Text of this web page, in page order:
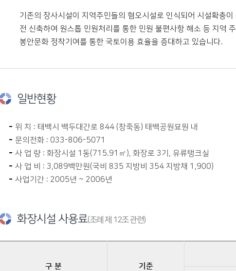
기존의 장사시설이 지역주민들의 혐오시설로 인식되어 시설확충
전 신축하여 원스톱 민원처리를 통한 민원 불편사항 해소 등 지역
봉안문화 정착기여를 통한 국토이용 효율을 증대하고 있습니다.
일반현황
위 치 : 태백시 백두대간로 844 (창죽동) 태백공원묘원 내
문의전화 : 033-806-5071
사 업 량 : 화장시설 1동(715.91㎡), 화장로 3기, 유류탱크실
사 업 비 : 3,089백만원(국비 835 지방비 354 지방채 1,900)
사업기간 : 2005년 ~ 2006년
화장시설 사용료(조례 제 12조 관련)
구 분 기준